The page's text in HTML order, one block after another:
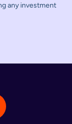
any investment